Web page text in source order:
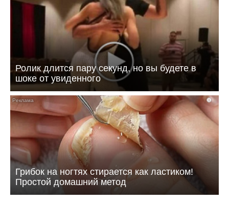
Ролик длится пару секунд, но вы будете в
шоке от увиденного
i
Грибок на ногтях стирается как ластиком!
Простой домашний метод